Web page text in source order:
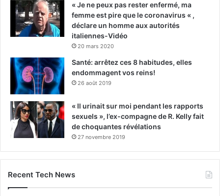
« Je ne peux pas rester enfermé, ma
femme est pire que le coronavirus « ,
déclare un homme aux autorités
italiennes-Vidéo
20 mars 2020
Santé: arrêtez ces 8 habitudes, elles
endommagent vos reins!
26 août 2019
« Il urinait sur moi pendant les rapports
sexuels », l’ex-compagne de R. Kelly fait
de choquantes révélations
27 novembre 2019
Recent Tech News